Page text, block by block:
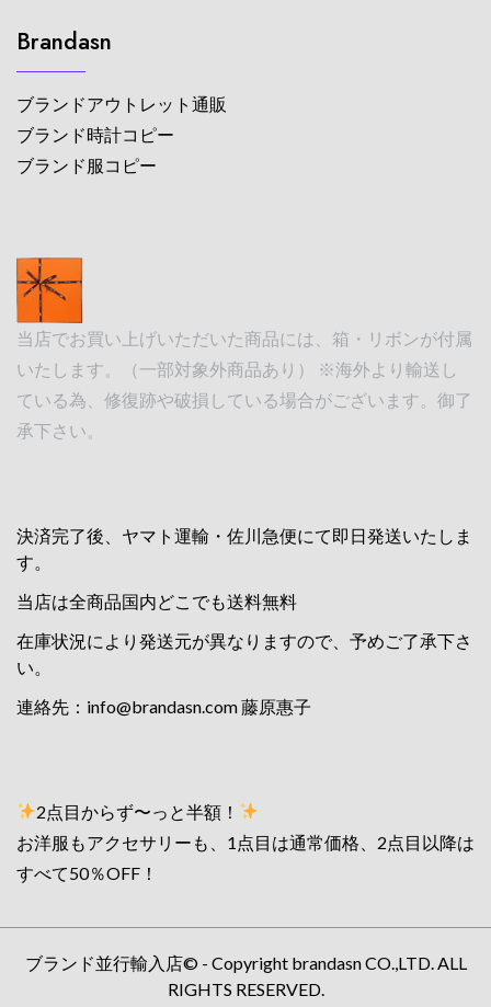
Brandasn
ブランドアウトレット通販
ブランド時計コピー
ブランド服コピー
当店でお買い上げいただいた商品には、箱・リボンが付属
いたします。（一部対象外商品あり） ※海外より輸送し
ている為、修復跡や破損している場合がございます。御了
承下さい。
決済完了後、ヤマト運輸・佐川急便にて即日発送いたしま
す。
当店は全商品国内どこでも送料無料
在庫状況により発送元が異なりますので、予めご了承下さ
い。
連絡先： info@brandasn.com藤原惠子
2点目からず〜っと半額！
お洋服もアクセサリーも、1点目は通常価格、2点目以降は
すべて50％OFF！
ブランド並行輸入店© - Copyright brandasn CO.,LTD. ALL
RIGHTS RESERVED.